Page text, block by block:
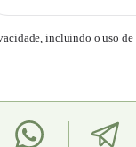
, incluindo o uso de